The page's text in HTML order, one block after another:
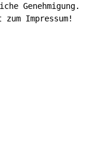
Genehmigung.
Impressum!